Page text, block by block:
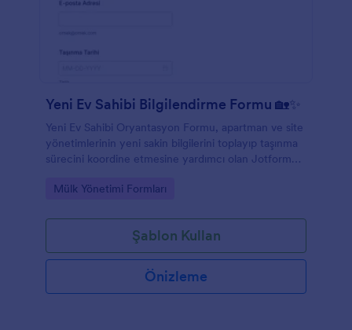
Yeni Ev Sahibi Bilgilendirme Formu 🏡✨
Yeni Ev Sahibi Oryantasyon Formu, apartman ve site
yönetimlerinin yeni sakin bilgilerini toplayıp taşınma
sürecini koordine etmesine yardımcı olan Jotform
Go to Category:
Mülk Yönetimi Formları
Şablon Kullan
Önizleme